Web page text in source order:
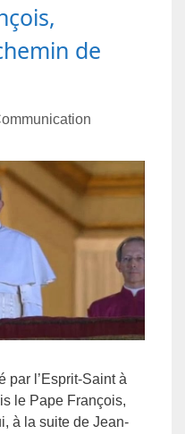
de
par l’Esprit-Saint à
le Pape François,
à la suite de Jean-